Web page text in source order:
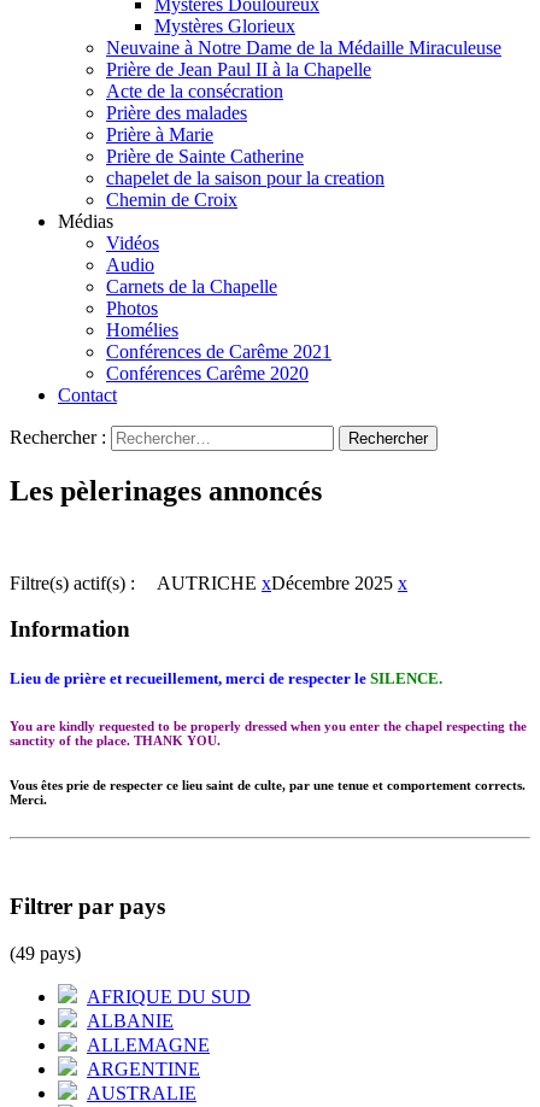
Mystères Glorieux
Neuvaine à Notre Dame de la Médaille Miraculeuse
Prière de Jean Paul II à la Chapelle
Acte de la consécration
Prière des malades
Prière à Marie
Prière de Sainte Catherine
chapelet de la saison pour la creation
Chemin de Croix
Médias
Vidéos
Audio
Carnets de la Chapelle
Photos
Homélies
Conférences de Carême 2021
Conférences Carême 2020
Contact
Rechercher :
Les pèlerinages annoncés
Filtre(s) actif(s) : AUTRICHE xDécembre 2025 x
Information
Lieu de prière et recueillement, merci de respecter le SILENCE.
You are kindly requested to be properly dressed when you enter the chapel respecting the
sanctity of the place. THANK YOU.
Vous êtes prie de respecter ce lieu saint de culte, par une tenue et comportement corrects.
Merci.
Filtrer par pays
(49 pays)
AFRIQUE DU SUD
ALBANIE
ALLEMAGNE
ARGENTINE
AUSTRALIE